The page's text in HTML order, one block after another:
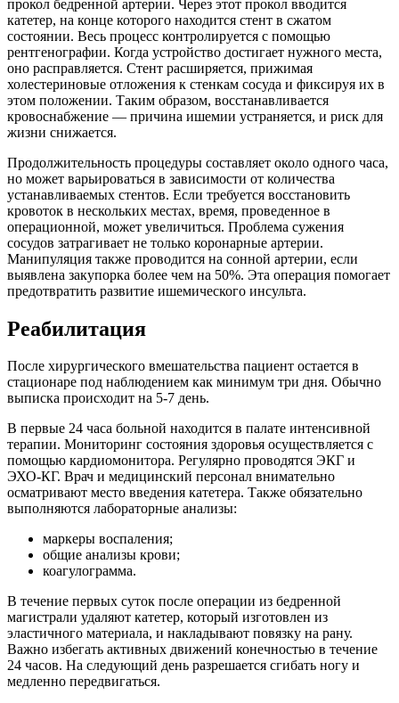
прокол бедренной артерии. Через этот прокол вводится
катетер, на конце которого находится стент в сжатом
состоянии. Весь процесс контролируется с помощью
рентгенографии. Когда устройство достигает нужного места,
оно расправляется. Стент расширяется, прижимая
холестериновые отложения к стенкам сосуда и фиксируя их в
этом положении. Таким образом, восстанавливается
кровоснабжение — причина ишемии устраняется, и риск для
жизни снижается.
Продолжительность процедуры составляет около одного часа,
но может варьироваться в зависимости от количества
устанавливаемых стентов. Если требуется восстановить
кровоток в нескольких местах, время, проведенное в
операционной, может увеличиться. Проблема сужения
сосудов затрагивает не только коронарные артерии.
Манипуляция также проводится на сонной артерии, если
выявлена закупорка более чем на 50%. Эта операция помогает
предотвратить развитие ишемического инсульта.
Реабилитация
После хирургического вмешательства пациент остается в
стационаре под наблюдением как минимум три дня. Обычно
выписка происходит на 5-7 день.
В первые 24 часа больной находится в палате интенсивной
терапии. Мониторинг состояния здоровья осуществляется с
помощью кардиомонитора. Регулярно проводятся ЭКГ и
ЭХО-КГ. Врач и медицинский персонал внимательно
осматривают место введения катетера. Также обязательно
выполняются лабораторные анализы:
маркеры воспаления;
общие анализы крови;
коагулограмма.
В течение первых суток после операции из бедренной
магистрали удаляют катетер, который изготовлен из
эластичного материала, и накладывают повязку на рану.
Важно избегать активных движений конечностью в течение
24 часов. На следующий день разрешается сгибать ногу и
медленно передвигаться.